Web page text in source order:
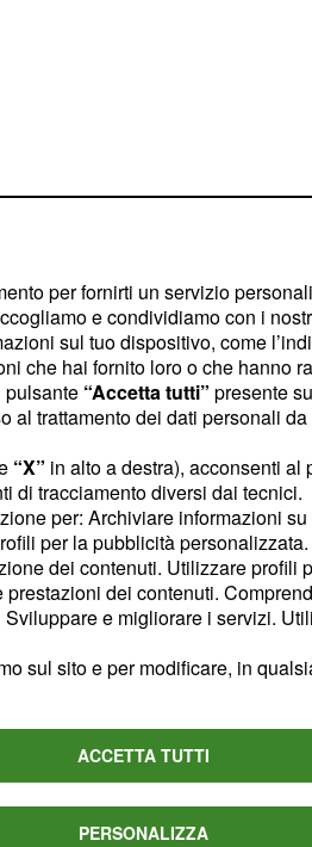
ma
che
al
L'attore,
aereo
in
che le
di
per fornirti un servizio
e condividiamo con i
sul tuo dispositivo, come
che hai fornito loro o che hanno
pulsante “Accetta tutti” presente
al trattamento dei dati personali
“X” in alto a destra), acconsenti
di tracciamento diversi dai tecnici.
per: Archiviare informazioni
per la pubblicità
dei contenuti. Utilizzare profili
dei contenuti.
e migliorare i servizi.
sul sito e per modificare, in
ACCETTA TUTTI
PERSONALIZZA